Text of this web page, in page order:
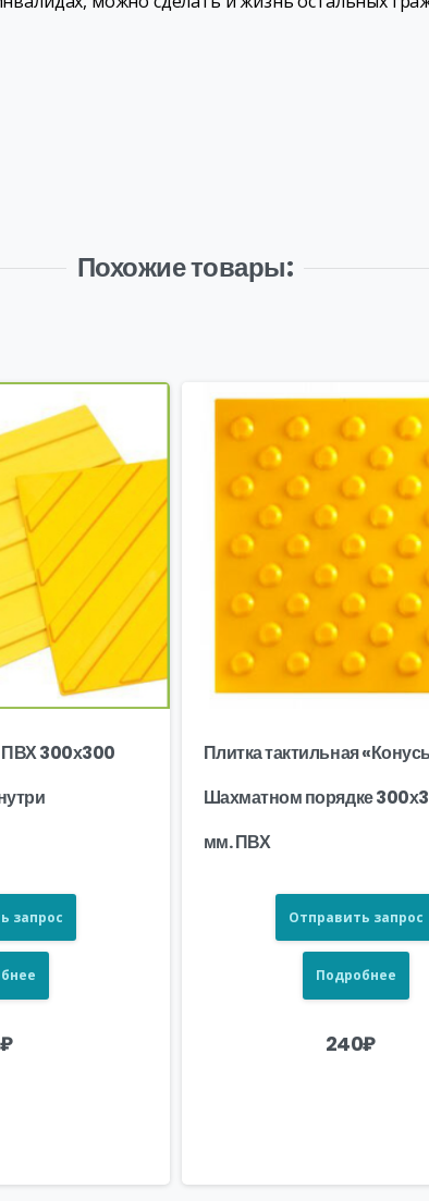
Похожие товары:
ПВХ 300х300
запрос
₽
Плитка тактильная
Шахматном порядке
мм. ПВХ
Отправить запрос
Подробнее
240₽